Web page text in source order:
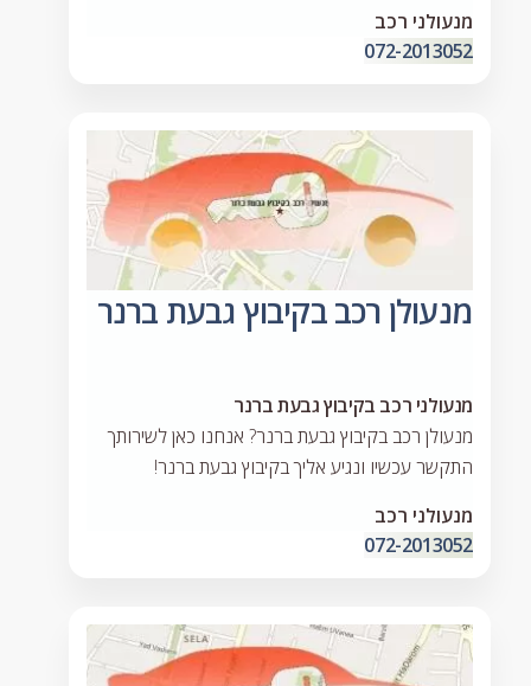
מנעולני רכב
072-2013052
מנעולן רכב בקיבוץ גבעת ברנר
מנעולני רכב בקיבוץ גבעת ברנר
מנעולן רכב בקיבוץ גבעת ברנר? אנחנו כאן לשירותך
התקשר עכשיו ונגיע אליך בקיבוץ גבעת ברנר!
מנעולני רכב
072-2013052